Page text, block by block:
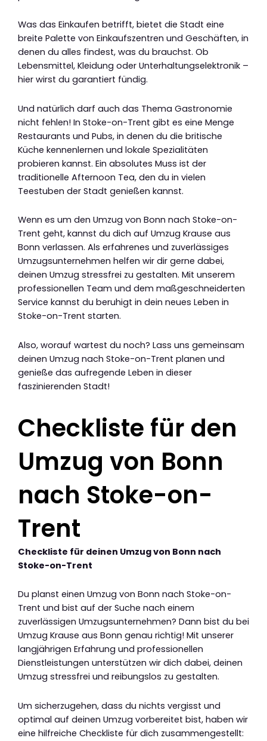
Was das Einkaufen betrifft, bietet die Stadt eine
breite Palette von Einkaufszentren und Geschäften, in
denen du alles findest, was du brauchst. Ob
Lebensmittel, Kleidung oder Unterhaltungselektronik –
hier wirst du garantiert fündig.
Und natürlich darf auch das Thema Gastronomie
nicht fehlen! In Stoke-on-Trent gibt es eine Menge
Restaurants und Pubs, in denen du die britische
Küche kennenlernen und lokale Spezialitäten
probieren kannst. Ein absolutes Muss ist der
traditionelle Afternoon Tea, den du in vielen
Teestuben der Stadt genießen kannst.
Wenn es um den Umzug von Bonn nach Stoke-on-
Trent geht, kannst du dich auf Umzug Krause aus
Bonn verlassen. Als erfahrenes und zuverlässiges
Umzugsunternehmen helfen wir dir gerne dabei,
deinen Umzug stressfrei zu gestalten. Mit unserem
professionellen Team und dem maßgeschneiderten
Service kannst du beruhigt in dein neues Leben in
Stoke-on-Trent starten.
Also, worauf wartest du noch? Lass uns gemeinsam
deinen Umzug nach Stoke-on-Trent planen und
genieße das aufregende Leben in dieser
faszinierenden Stadt!
Checkliste für den
Umzug von Bonn
nach Stoke-on-
Trent
Checkliste für deinen Umzug von Bonn nach
Stoke-on-Trent
Du planst einen Umzug von Bonn nach Stoke-on-
Trent und bist auf der Suche nach einem
zuverlässigen Umzugsunternehmen? Dann bist du bei
Umzug Krause aus Bonn genau richtig! Mit unserer
langjährigen Erfahrung und professionellen
Dienstleistungen unterstützen wir dich dabei, deinen
Umzug stressfrei und reibungslos zu gestalten.
Um sicherzugehen, dass du nichts vergisst und
optimal auf deinen Umzug vorbereitet bist, haben wir
eine hilfreiche Checkliste für dich zusammengestellt: